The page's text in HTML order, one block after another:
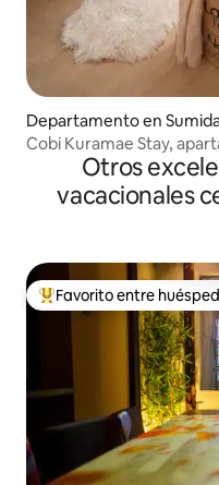
Departamento en
Cobi Kuramae Stay,
individuales 2
Otros
vacacionales
De los mejores en
Favorito entre